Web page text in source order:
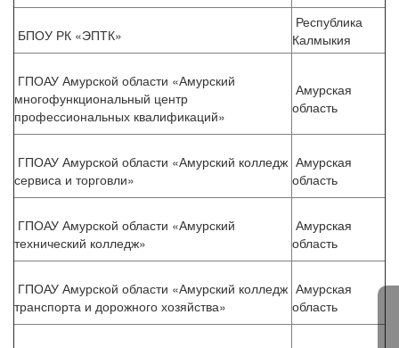
БПОУ РК «ЭПТК»
Республика
Калмыкия
ГПОАУ Амурской области «Амурский
многофункциональный центр
профессиональных квалификаций»
Амурская
область
ГПОАУ Амурской области «Амурский колледж
сервиса и торговли»
Амурская
область
ГПОАУ Амурской области «Амурский
технический колледж»
Амурская
область
ГПОАУ Амурской области «Амурский колледж
транспорта и дорожного хозяйства»
Амурская
область